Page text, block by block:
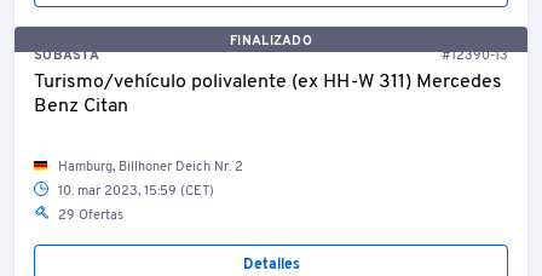
FINALIZADO
SUBASTA
#12390-13
Turismo/vehículo polivalente (ex HH-W 311) Mercedes
Benz Citan
Hamburg, Billhoner Deich Nr. 2
10. mar 2023, 15:59 (CET)
29 Ofertas
Detalles